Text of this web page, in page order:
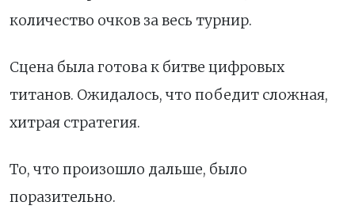
количество очков за весь турнир.
Сцена была готова к битве цифровых
титанов. Ожидалось, что победит сложная,
хитрая стратегия.
То, что произошло дальше, было
поразительно.